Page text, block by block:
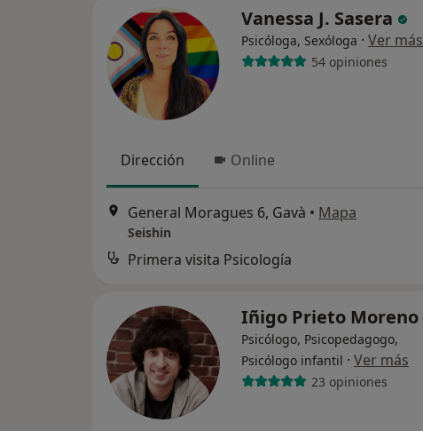
Vanessa J. Sasera
Psicóloga, Sexóloga · Ver más
54 opiniones
Dirección Online
General Moragues 6, Gavà • Mapa
Seishin
Primera visita Psicología
Iñigo Prieto Moreno
Psicólogo, Psicopedagogo,
Psicólogo infantil · Ver más
23 opiniones